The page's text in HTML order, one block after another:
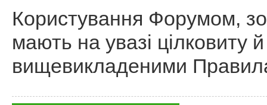
Користування Форумом,
мають на увазі цілковиту
вищевикладеними